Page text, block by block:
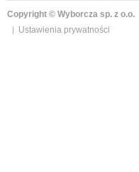
Copyright © Wyborcza sp. z o.o.
Ustawienia prywatności